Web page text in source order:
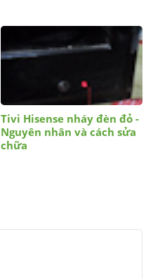
Tivi Hisense nháy đèn đỏ -
Nguyên nhân và cách sửa
chữa